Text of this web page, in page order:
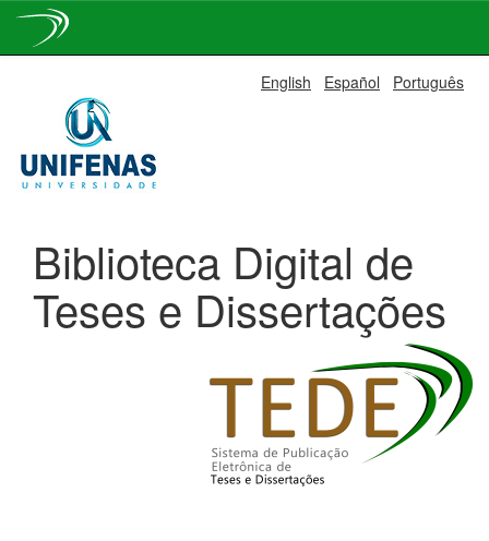
navigation
English Español Português
Biblioteca Digital de
Teses e Dissertações